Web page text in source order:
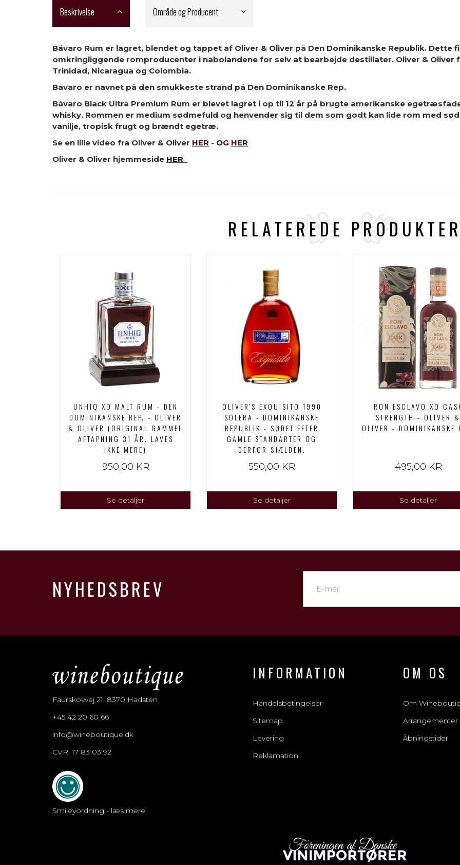
Beskrivelse Område og Producent
Bávaro Rum er lagret, blendet og tappet af Oliver & Oliver på Den Dominikanske Republik.
omkringliggende romproducenter i nabolandene for selv at bearbejde destillater. Oliver & Oliver
Trinidad, Nicaragua og Colombia.
Bavaro er navnet på den smukkeste strand på Den Dominikanske Rep.
Bávaro Black Ultra Premium Rum er blevet lagret i op til 12 år på brugte amerikanske
whisky. Rommen er medium sødmefuld og henvender sig til dem som godt kan lide rom med
vanilje, tropisk frugt og brændt egetræ.
Se en lille video fra Oliver & Oliver HER - OG HER
Oliver & Oliver hjemmeside HER
RELATEREDE
UNHIQ XO MALT RUM - DEN
DOMINIKANSKE REP. - OLIVER
& OLIVER (ORIGINAL GAMMEL
AFTAPNING 31 ÅR. LAVES
IKKE MERE)
950,00 KR
Se detaljer
OLIVER'S EXQUISITO 1990
SOLERA - DOMINIKANSKE
REPUBLIK - SØDET EFTER
GAMLE STANDARTER OG
DERFOR SJÆLDEN.
550,00 KR
Se detaljer
RON ESCLAVO XO
STRENGTH - OLIVER &
OLIVER - DOMINIKANSKE
495,00 KR
Se detaljer
NYHEDSBREV
Faurskovvej 21, 8370 Hadsten
+45 42 20 60 66
info@wineboutique.dk
CVR: 17 83 03 92
Smileyordning - læs mere
INFORMATION
Handelsbetingelser
Sitemap
Levering
Reklamation
OM OS
Om
Arrangementer
Åbningstider